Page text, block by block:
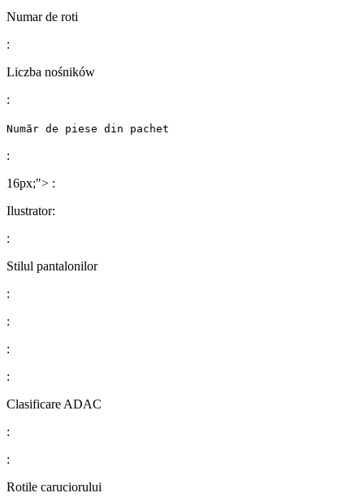
Numar de roti
:
Liczba nośników
:
Număr de piese din pachet
:
16px;"> :
Ilustrator:
:
Stilul pantalonilor
:
:
:
:
Clasificare ADAC
:
:
Rotile caruciorului